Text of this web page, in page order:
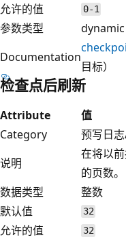
允许的值 0-1
参数类型
dynamic
Documentation
目标）
检查点后刷新
Attribute
值
Category
预写日
说明
在将以
的页数。
数据类型
整数
默认值
32
允许的值 32